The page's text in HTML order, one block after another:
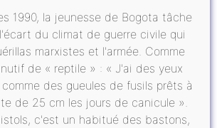
1990, la jeunesse de Bogota tâche
du climat de guerre civile qui
marxistes et l'armée. Comme
de « reptile » : « J'ai des yeux
des gueules de fusils prêts à
de 25 cm les jours de canicule ».
c'est un habitué des bastons,